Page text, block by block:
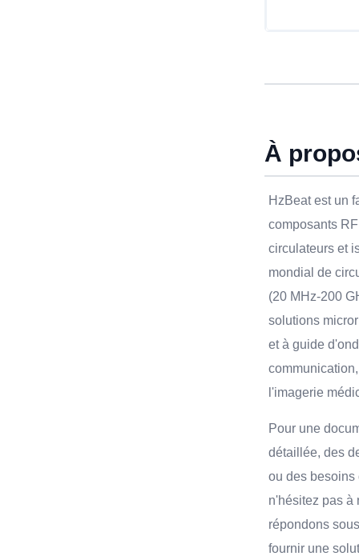
À
HzBeat est un
composants
circulateurs et
mondial de
(20 MHz-200
solutions
et à guide
l'imagerie
Pour une
détaillée, des
ou des
n'hésitez pas à
répondons
fournir une